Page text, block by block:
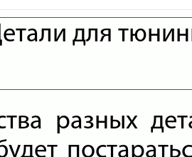
разных